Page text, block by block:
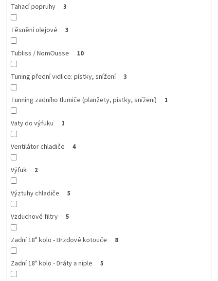
Tahací popruhy 3
Těsnění olejové 3
Tubliss / NomOusse 10
Tuning přední vidlice: pístky, snížení 3
Tunning zadního tlumiče (planžety, pístky, snížení) 1
Vaty do výfuku 1
Ventilátor chladiče 4
Výfuk 2
Výztuhy chladiče 5
Vzduchové filtry 5
Zadní 18" kolo - Brzdové kotouče 8
Zadní 18" kolo - Dráty a niple 5